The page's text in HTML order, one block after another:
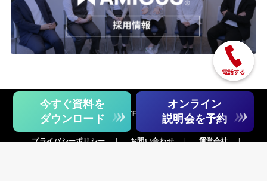
トータルリペアFC広報部とは
プライバシーポリシー お問い合わせ 運営会社
今すぐ資料を
ダウンロード
オンライン
説明会を予約